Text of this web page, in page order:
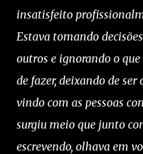
insatisfeito
Estava tomando
outros e ignorando o
de fazer, deixando de ser
vindo com as pessoas
surgiu meio que junto
escrevendo, olhava em